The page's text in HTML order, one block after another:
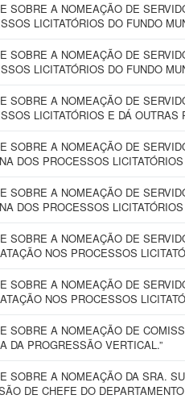
SOBRE A NOMEAÇÃO DE
LICITATÓRIOS DO FUNDO
SOBRE A NOMEAÇÃO DE
LICITATÓRIOS DO FUNDO
SOBRE A NOMEAÇÃO DE
LICITATÓRIOS E DÁ OUTRAS
SOBRE A NOMEAÇÃO DE
DOS PROCESSOS
SOBRE A NOMEAÇÃO DE
DOS PROCESSOS
SOBRE A NOMEAÇÃO DE
NOS PROCESSOS
SOBRE A NOMEAÇÃO DE
NOS PROCESSOS
SOBRE A NOMEAÇÃO DE
DA PROGRESSÃO VERTICAL.”
SOBRE A NOMEAÇÃO DA SRA.
DE CHEFE DO